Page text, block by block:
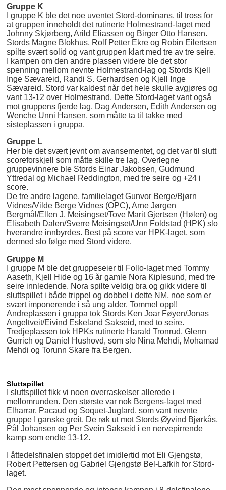
Gruppe K
I gruppe K ble det noe uventet Stord-dominans, til tross for
at gruppen inneholdt det rutinerte Holmestrand-laget med
Johnny Skjørberg, Arild Eliassen og Birger Otto Hansen.
Stords Magne Blokhus, Rolf Petter Ekre og Robin Eilertsen
spilte svært solid og vant gruppen klart med tre av tre seire.
I kampen om den andre plassen videre ble det stor
spenning mellom nevnte Holmestrand-lag og Stords Kjell
Inge Sævareid, Randi S. Gerhardsen og Kjell Inge
Sævareid. Stord var kaldest når det hele skulle avgjøres og
vant 13-12 over Holmestrand. Dette Stord-laget vant også
mot gruppens fjerde lag, Dag Andersen, Edith Andersen og
Wenche Unni Hansen, som måtte ta til takke med
sisteplassen i gruppa.
Gruppe L
Her ble det svært jevnt om avansementet, og det var til slutt
scoreforskjell som måtte skille tre lag. Overlegne
gruppevinnere ble Stords Einar Jakobsen, Gudmund
Yttredal og Michael Reddington, med tre seire og +24 i
score.
De tre andre lagene, familielaget Gunvor Berge/Bjørn
Vidnes/Vilde Berge Vidnes (OPC), Arne Jørgen
Bergmål/Ellen J. Meisingset/Tove Marit Gjertsen (Hølen) og
Elisabeth Dalen/Sverre Meisingset/Unn Foldstad (HPK) slo
hverandre innbyrdes. Best på score var HPK-laget, som
dermed slo følge med Stord videre.
Gruppe M
I gruppe M ble det gruppeseier til Follo-laget med Tommy
Aaseth, Kjell Hide og 16 år gamle Nora Kiplesund, med tre
seire innledende. Nora spilte veldig bra og gikk videre til
sluttspillet i både trippel og dobbel i dette NM, noe som er
svært imponerende i så ung alder. Tommel opp!!
Andreplassen i gruppa tok Stords Ken Joar Føyen/Jonas
Angeltveit/Eivind Eskeland Sakseid, med to seire.
Tredjeplassen tok HPKs rutinerte Harald Tronrud, Glenn
Gurrich og Daniel Hushovd, som slo Nina Mehdi, Mohamad
Mehdi og Torunn Skare fra Bergen.
Sluttspillet
I sluttspillet fikk vi noen overraskelser allerede i
mellomrunden. Den største var nok Bergens-laget med
Elharrar, Pacaud og Soquet-Juglard, som vant nevnte
gruppe I ganske greit. De røk ut mot Stords Øyvind Bjørkås,
Pål Johansen og Per Svein Sakseid i en nervepirrende
kamp som endte 13-12.
I åttedelsfinalen stoppet det imidlertid mot Eli Gjengstø,
Robert Pettersen og Gabriel Gjengstø Bel-Lafkih for Stord-
laget.